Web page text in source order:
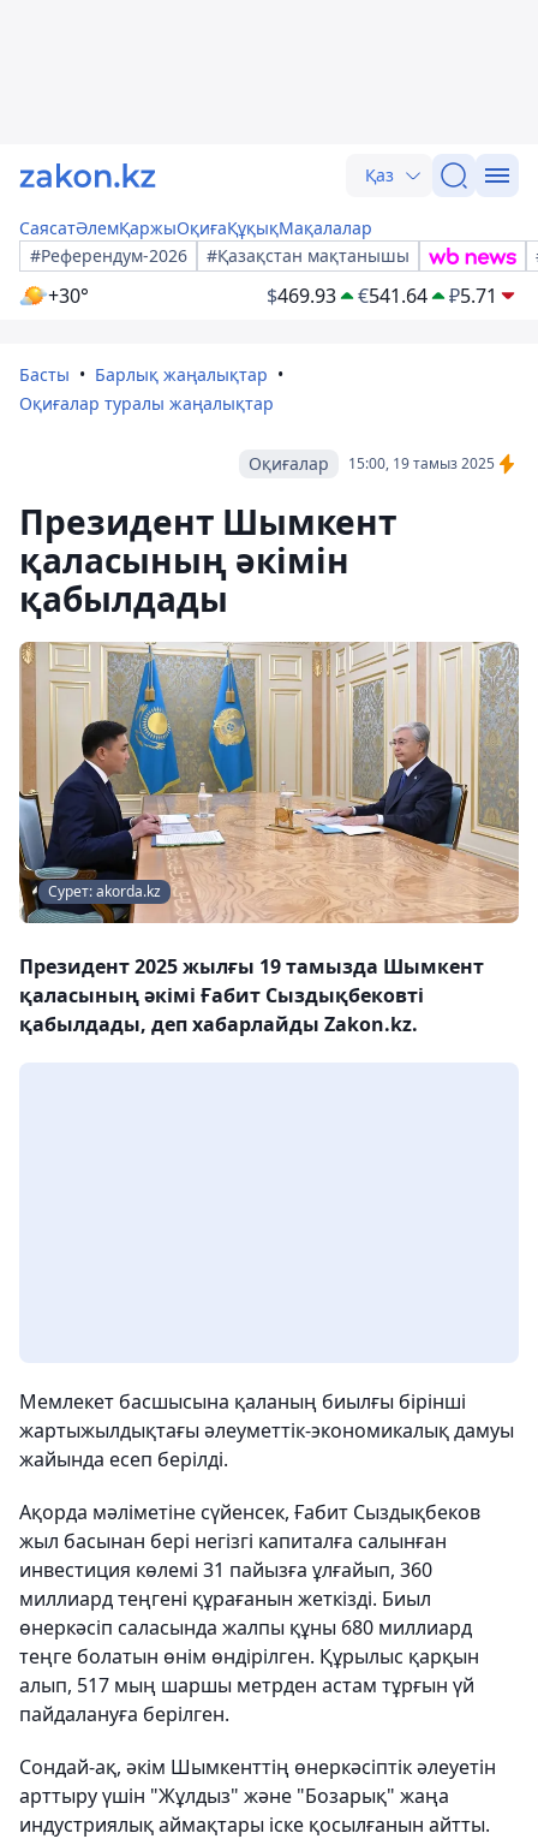
Қаз
СаясатӘлемҚаржыОқиғаҚұқықМақалалар
#Референдум-2026
#Қазақстан мақтанышы
+30° $469.93 €541.64 ₽5.71
Басты
Барлық жаңалықтар
Оқиғалар туралы жаңалықтар
15:00, 19 тамыз 2025
Оқиғалар
Президент Шымкент
қаласының әкімін
қабылдады
Сурет: akorda.kz
Президент 2025 жылғы 19 тамызда Шымкент
қаласының әкімі Ғабит Сыздықбековті
қабылдады, деп хабарлайды Zakon.kz.
Мемлекет басшысына қаланың биылғы бірінші
жартыжылдықтағы әлеуметтік-экономикалық дамуы
жайында есеп берілді.
Ақорда мәліметіне сүйенсек, Ғабит Сыздықбеков
жыл басынан бері негізгі капиталға салынған
инвестиция көлемі 31 пайызға ұлғайып, 360
миллиард теңгені құрағанын жеткізді. Биыл
өнеркәсіп саласында жалпы құны 680 миллиард
теңге болатын өнім өндірілген. Құрылыс қарқын
алып, 517 мың шаршы метрден астам тұрғын үй
пайдалануға берілген.
Сондай-ақ, әкім Шымкенттің өнеркәсіптік әлеуетін
арттыру үшін "Жұлдыз" және "Бозарық" жаңа
индустриялық аймақтары іске қосылғанын айтты.